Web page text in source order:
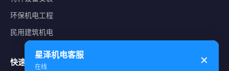
环保机电工程
民用建筑机电
快速导航
星泽机电客服
在线
✕